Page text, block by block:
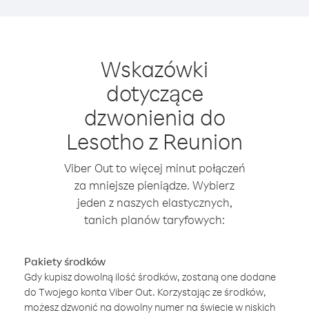
Wskazówki
dotyczące
dzwonienia do
Lesotho z Reunion
Viber Out to więcej minut połączeń
za mniejsze pieniądze. Wybierz
jeden z naszych elastycznych,
tanich planów taryfowych:
Pakiety środków
Gdy kupisz dowolną ilość środków, zostaną one dodane
do Twojego konta Viber Out. Korzystając ze środków,
możesz dzwonić na dowolny numer na świecie w niskich